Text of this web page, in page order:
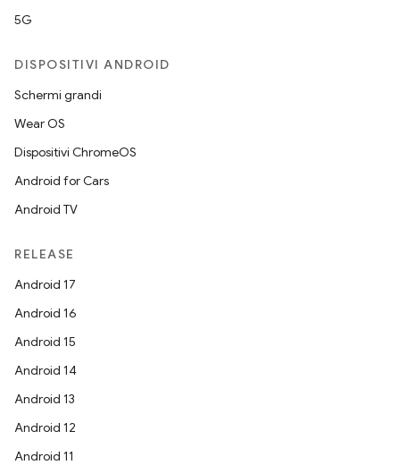
5G
DISPOSITIVI ANDROID
Schermi grandi
Wear OS
Dispositivi ChromeOS
Android for Cars
Android TV
RELEASE
Android 17
Android 16
Android 15
Android 14
Android 13
Android 12
Android 11